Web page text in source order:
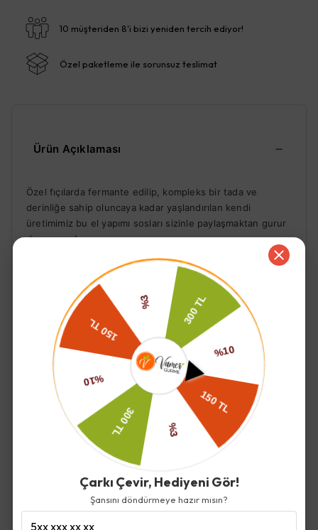
10 müşteriden 8'i bizi yeniden tercih ediyor!
Özel paketleme ile sorunsuz teslimat
Ürün Açıklaması
Özel fıçılarda fermante edilip, kompleks bir tada ve
derinliğe sahip oluncaya kadar yaşlandırılan kendi
üretimimiz bu el yapımı sosları sizinle paylaşmaktan gurur
duyuyoruz!
Geliştirilmesi aylar süren ve ilhamını okyanus ötesinden
alan bu reçetenin içinde,Chili
biberi ve kaya tuzu gibi
daha bir çok doğal malzeme bulunmaktadır. Tüm diğer
soslarımız gibi hiçbir katkı maddesi içermemektedir. Acıyla
iyi giden tüm yemeklerle kullanılabilir. Özellikle endüstriyel
soslara hem tat hem kalite olarak alternatif arayan gerçek
acı sos tutkunlarına özel üretilmiş bir sostur.
İade ve Değişim
Kargo ve Teslimat
Çarkı Çevir, Hediyeni Gör!
Şansını döndürmeye hazır mısın?